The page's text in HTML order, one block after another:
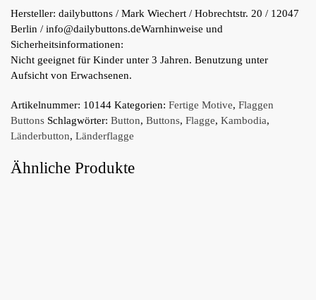
Hersteller: dailybuttons / Mark Wiechert / Hobrechtstr. 20 / 12047
Berlin / info@dailybuttons.deWarnhinweise und
Sicherheitsinformationen:
Nicht geeignet für Kinder unter 3 Jahren. Benutzung unter
Aufsicht von Erwachsenen.
Artikelnummer: 10144 Kategorien: Fertige Motive, Flaggen
Buttons Schlagwörter: Button, Buttons, Flagge, Kambodia,
Länderbutton, Länderflagge
Ähnliche Produkte